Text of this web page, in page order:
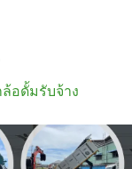
อดั้มรับจ้าง